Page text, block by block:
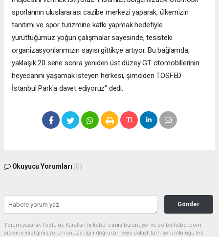
sporlarının uluslararası cazibe merkezi yaparak, ülkemizin
tanıtımı ve spor turizmine katkı yapmak hedefiyle
yürüttüğümüz yoğun çalışmalar sayesinde, tesisteki
organizasyonlarımızın sayısı gittikçe artıyor. Bu bağlamda,
yaklaşık 20 sene sonra yeniden üst düzey GT otomobillerinin
heyecanını yaşamak isteyen herkesi, şimdiden TOSFED
İstanbul Park'a davet ediyoruz" dedi.
Okuyucu Yorumları (0)
Gönder
Yorum yazarak Topluluk Kuralları’nı kabul etmiş bulunuyor ve bolbolhaber.com
sitesine yaptığınız yorumunuzla ilgili doğrudan veya dolaylı tüm sorumluluğu tek